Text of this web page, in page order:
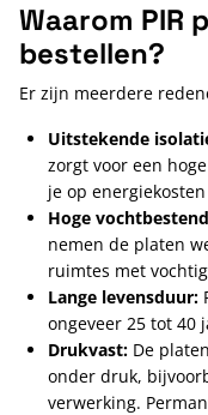
Waarom PIR
bestellen?
Er zijn meerdere
Uitstekende
zorgt voor een
je op
Hoge
nemen de platen
ruimtes met
Lange levensduur:
ongeveer 25 tot 40
Drukvast: De platen
onder druk,
verwerking.